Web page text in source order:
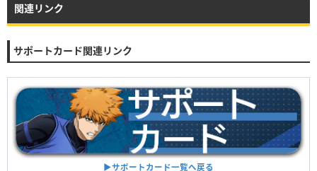
喰える
関連リンク
サポートカード関連リンク
▶︎サポートカード一覧へ戻る